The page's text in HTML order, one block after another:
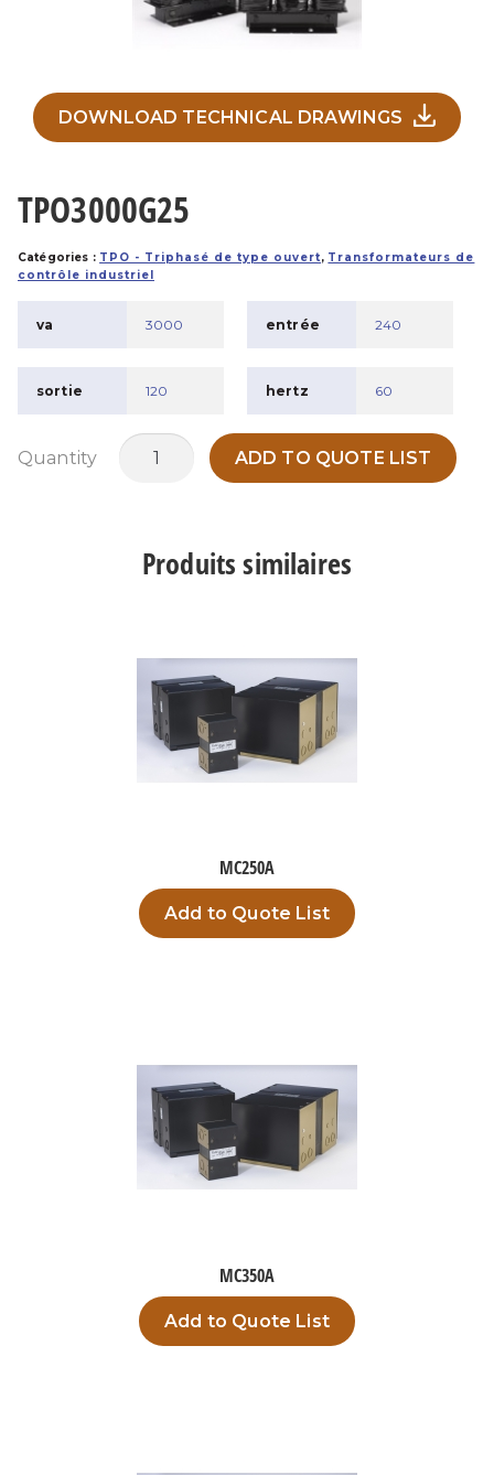
DOWNLOAD TECHNICAL DRAWINGS
TPO3000G25
Catégories : TPO - Triphasé de type ouvert, Transformateurs de
contrôle industriel
va 3000 entrée 240
sortie 120 hertz 60
Quantity
quantité
ADD TO QUOTE LIST
Produits similaires
MC250A
Add to Quote List
MC350A
Add to Quote List